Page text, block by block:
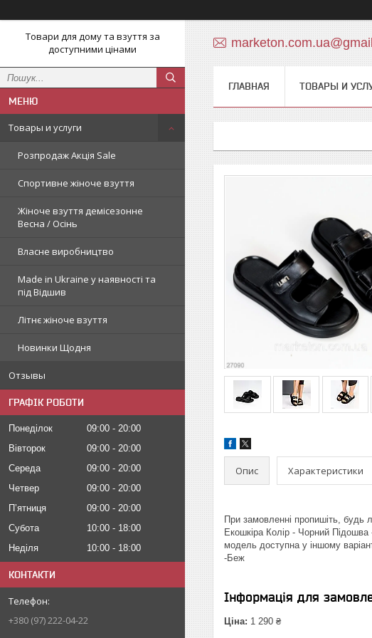
Товари для дому та взуття за
доступними цінами
Товары и услуги
Розпродаж Акція Sale
Спортивне жіноче взуття
Жіноче взуття демісезонне
Весна / Осінь
Власне виробництво
Made in Ukraine у наявності та
під Відшив
Літнє жіноче взуття
Новинки Щодня
Отзывы
ГРАФІК РОБОТИ
Понеділок 09:00
20:00
Вівторок
09:00
20:00
Середа
09:00
20:00
Четвер
09:00
20:00
Пʼятниця
09:00
20:00
Субота
10:00
18:00
Неділя
10:00 18:00
КОНТАКТИ
+380 (97) 222-04-22
ГЛАВНАЯ ТОВАРЫ И
Опис Характеристики
При замовленні пропишіть, будь
Екошкіра Колір - Чорний
модель доступна у іншому
-Беж
Інформація для
Ціна: 1 290 ₴